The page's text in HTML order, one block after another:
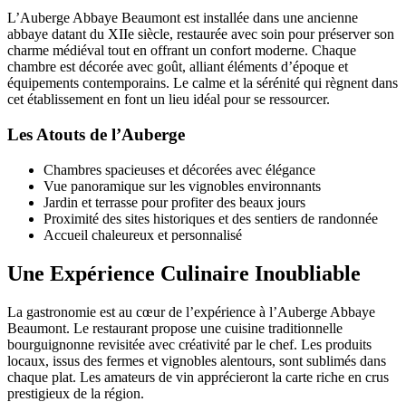
L’Auberge Abbaye Beaumont est installée dans une ancienne
abbaye datant du XIIe siècle, restaurée avec soin pour préserver son
charme médiéval tout en offrant un confort moderne. Chaque
chambre est décorée avec goût, alliant éléments d’époque et
équipements contemporains. Le calme et la sérénité qui règnent dans
cet établissement en font un lieu idéal pour se ressourcer.
Les Atouts de l’Auberge
Chambres spacieuses et décorées avec élégance
Vue panoramique sur les vignobles environnants
Jardin et terrasse pour profiter des beaux jours
Proximité des sites historiques et des sentiers de randonnée
Accueil chaleureux et personnalisé
Une Expérience Culinaire Inoubliable
La gastronomie est au cœur de l’expérience à l’Auberge Abbaye
Beaumont. Le restaurant propose une cuisine traditionnelle
bourguignonne revisitée avec créativité par le chef. Les produits
locaux, issus des fermes et vignobles alentours, sont sublimés dans
chaque plat. Les amateurs de vin apprécieront la carte riche en crus
prestigieux de la région.